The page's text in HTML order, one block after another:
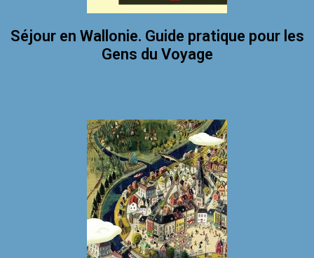
Séjour en Wallonie. Guide pratique pour les
Gens du Voyage